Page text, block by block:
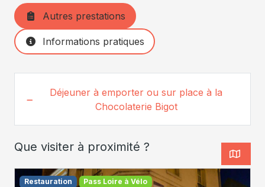
Autres prestations
Informations pratiques
Déjeuner à emporter ou sur place à la
Chocolaterie Bigot
Que visiter à proximité ?
Restauration Pass Loire à Vélo